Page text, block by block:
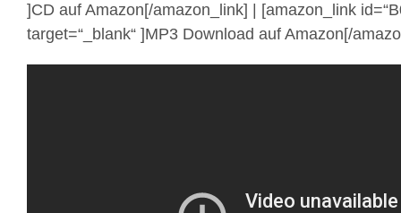
]CD auf Amazon[/amazon_link] | [amazon_link
target=“_blank“ ]MP3 Download auf Amazon[/